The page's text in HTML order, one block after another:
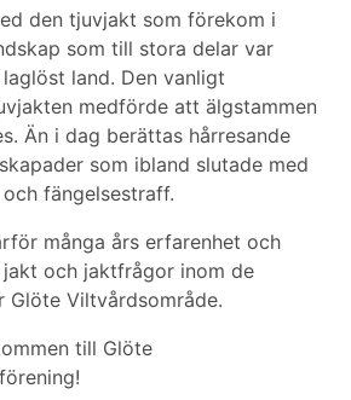
den tjuvjakt som förekom i
som till stora delar var
land. Den vanligt
medförde att älgstammen
Än i dag berättas hårresande
som ibland slutade med
fängelsestraff.
många års erfarenhet och
och jaktfrågor inom de
Glöte Viltvårdsområde.
till Glöte